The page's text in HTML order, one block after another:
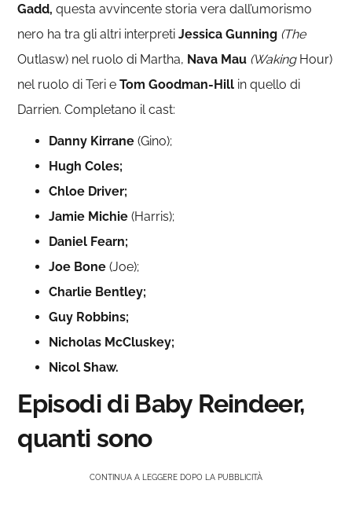
Gadd,questa avvincente storia vera dall’umorismo
nero ha tra gli altri interpretiJessica Gunning (The
Outlasw) nel ruolo di Martha, Nava Mau (WakingHour)
nel ruolo di Teri eTom Goodman-Hill in quello di
Darrien. Completano il cast:
Danny Kirrane(Gino);
Hugh Coles;
Chloe Driver;
Jamie Michie(Harris);
Daniel Fearn;
Joe Bone(Joe);
Charlie Bentley;
Guy Robbins;
Nicholas McCluskey;
Nicol Shaw.
Episodi di Baby Reindeer,
quanti sono
CONTINUA A LEGGERE DOPO LA PUBBLICITÀ